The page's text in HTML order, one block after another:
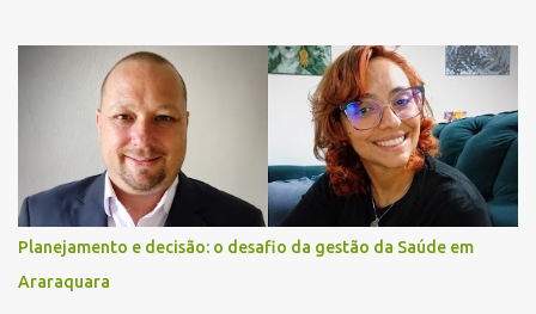
relatos de que havia um condutor inconsciente dentro de um
caminhão. Equipes de resgate foram rapidamente deslocadas ao
local e encontraram a vítima em parada cardiorrespiratória. Os
socorristas iniciaram imediatamente as manobras de reanimação
cardiopulmonar (RCP), porém, apesar de todos os esforços, o
motorista não respondeu aos procedimentos. Às 17h03, médicos
da Unidade de Suporte Avançado constataram o óbito da vítima.
Fonte: São Carlos Agora
Planejamento e decisão: o desafio da gestão da Saúde em
Araraquara